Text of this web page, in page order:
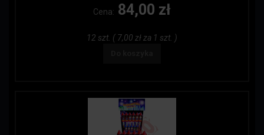
Cena: 84,00 zł
12 szt. ( 7,00 zł za 1 szt. )